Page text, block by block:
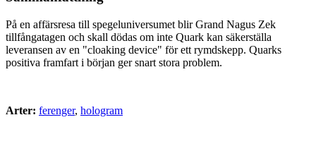
På en affärsresa till spegeluniversumet blir Grand Nagus Zek
tillfångatagen och skall dödas om inte Quark kan säkerställa
leveransen av en "cloaking device" för ett rymdskepp. Quarks
positiva framfart i början ger snart stora problem.
Arter: ferenger, hologram